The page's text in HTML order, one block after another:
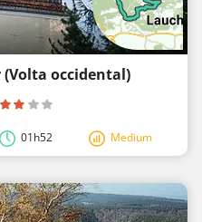
occidental)
01h52 Medium